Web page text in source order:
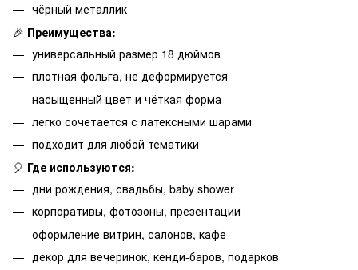
чёрный металлик
🎉 Преимущества:
универсальный размер 18 дюймов
плотная фольга, не деформируется
насыщенный цвет и чёткая форма
легко сочетается с латексными шарами
подходит для любой тематики
🎈 Где используются:
дни рождения, свадьбы, baby shower
корпоративы, фотозоны, презентации
оформление витрин, салонов, кафе
декор для вечеринок, кенди-баров, подарков